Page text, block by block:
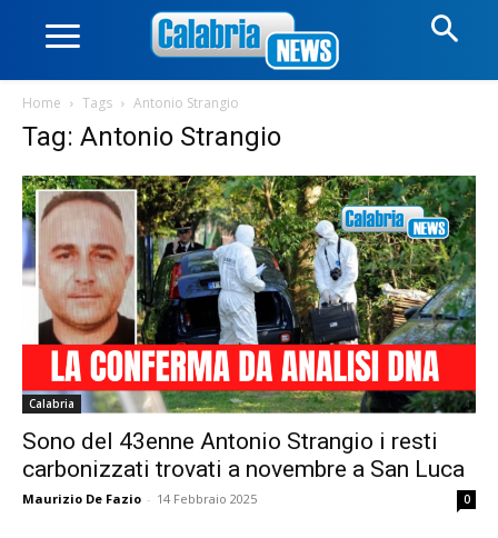
Home Tags Antonio Strangio
Tag: Antonio Strangio
Calabria
Sono del 43enne Antonio Strangio i resti
carbonizzati trovati a novembre a San Luca
Maurizio De Fazio - 14 Febbraio 2025 0